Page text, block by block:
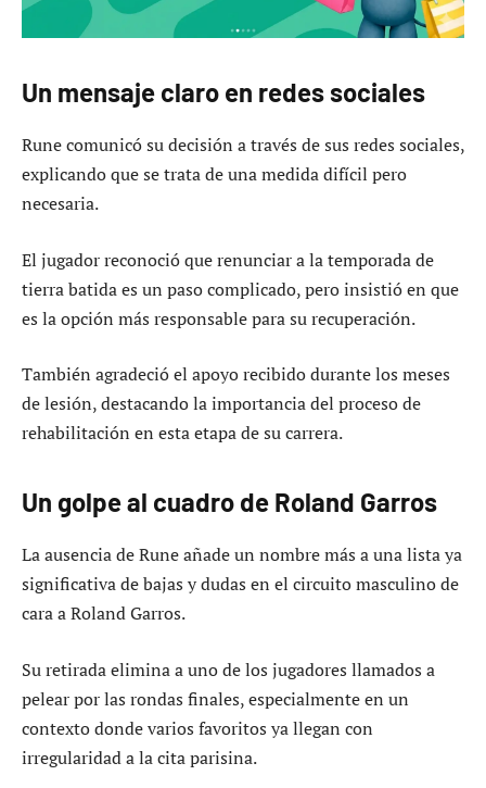
Un mensaje claro en redes sociales
Rune comunicó su decisión a través de sus redes sociales,
explicando que se trata de una medida difícil pero
necesaria.
El jugador reconoció que renunciar a la temporada de
tierra batida es un paso complicado, pero insistió en que
es la opción más responsable para su recuperación.
También agradeció el apoyo recibido durante los meses
de lesión, destacando la importancia del proceso de
rehabilitación en esta etapa de su carrera.
Un golpe al cuadro de Roland Garros
La ausencia de Rune añade un nombre más a una lista ya
significativa de bajas y dudas en el circuito masculino de
cara a Roland Garros.
Su retirada elimina a uno de los jugadores llamados a
pelear por las rondas finales, especialmente en un
contexto donde varios favoritos ya llegan con
irregularidad a la cita parisina.